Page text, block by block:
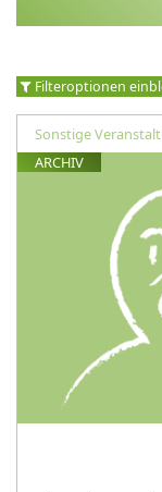
Filteroptionen
Sonstige
ARCHIV